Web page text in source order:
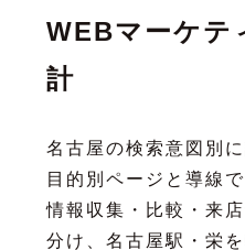
WEBマーケテ
計
名古屋の検索意図別
目的別ページと導線
情報収集・比較・来
分け、名古屋駅・栄